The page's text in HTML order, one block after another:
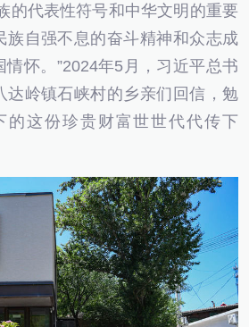
代表性符号和中华文明的重要
族自强不息的奋斗精神和众志成
怀。”2024年5月，习近平总书
达岭镇石峡村的乡亲们回信，勉
的这份珍贵财富世世代代传下